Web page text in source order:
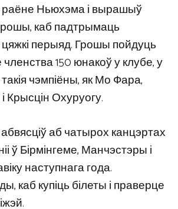
Ньюхэма і вырашыў
каб падтрымаць
перыяд. Грошы пойдуць
150 юнакоў у клубе, у
чэмпіёны, як Мо Фара,
Крысцін Охуруогу.
аб чатырох канцэртах
ў Бірмінгеме, Манчэстэры і
наступнага года.
каб купіць білеты і праверце